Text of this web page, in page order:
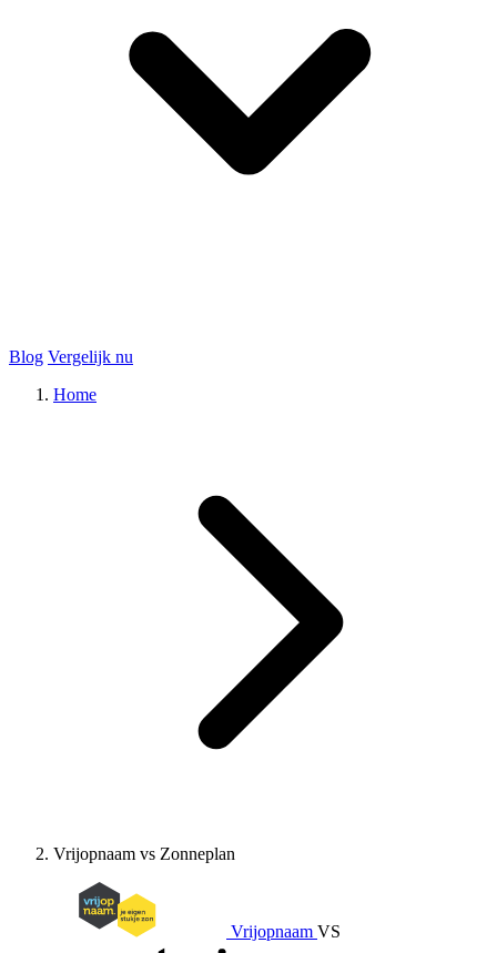
Blog Vergelijk nu
Home
Vrijopnaam vs Zonneplan
Vrijopnaam VS